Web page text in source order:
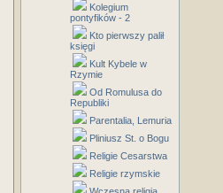
Kolegium
pontyfików - 2
Kto pierwszy palił
księgi
Kult Kybele w
Rzymie
Od Romulusa do
Republiki
Parentalia, Lemuria
Pliniusz St. o Bogu
Religie Cesarstwa
Religie rzymskie